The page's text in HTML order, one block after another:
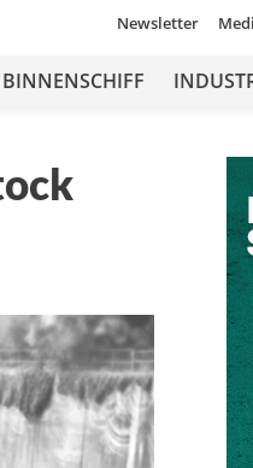
Newsletter
BINNENSCHIFF